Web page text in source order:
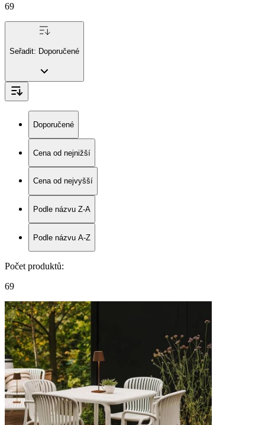
69
Seřadit: Doporučené
Doporučené
Cena od nejnižší
Cena od nejvyšší
Podle názvu Z-A
Podle názvu A-Z
Počet produktů:
69